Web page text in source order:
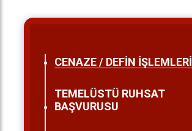
CENAZE / DEFİN İŞLEMLERİ
TEMELÜSTÜ RUHSAT
BAŞVURUSU